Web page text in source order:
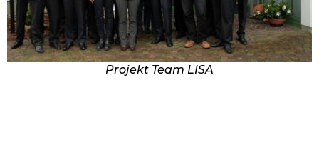
Projekt Team LISA